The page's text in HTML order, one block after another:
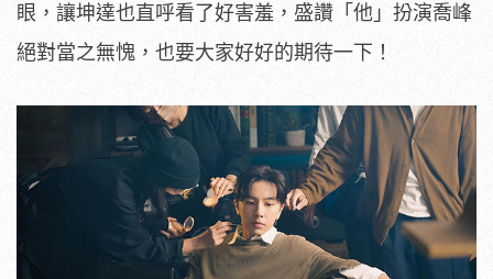
眼，讓坤達也直呼看了好害羞，盛讚「他」扮演喬峰
絕對當之無愧，也要大家好好的期待一下！